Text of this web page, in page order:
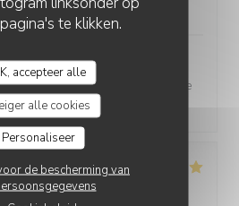
te klikken.
accepteer alle
alle cookies
Personaliseer
de bescherming van
les 3 de notre venue dans
du service du personnel que
2